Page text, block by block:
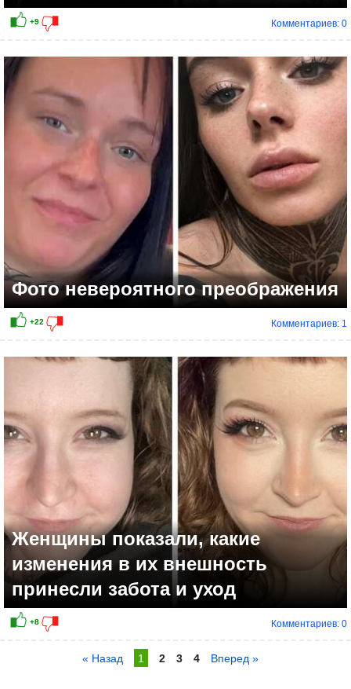
+14
Комментариев: 0
Фото невероятного преображения
Комментариев: 1
Женщины показали, какие
изменения в их внешность
принесли забота и уход
Комментариев: 0
« Назад 1 2 3 4 Вперед »